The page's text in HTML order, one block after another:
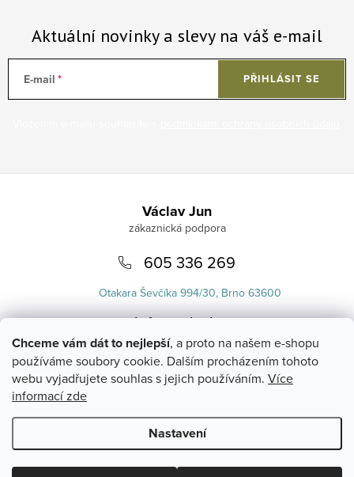
Chceme vám dát to nejlepší, a proto na našem e-shopu
používáme soubory cookie. Dalším procházením tohoto
webu vyjadřujete souhlas s jejich používáním. Více
informací zde
Nastavení
Aktuální novinky a slevy na váš e-mail
E-mail PŘIHLÁSIT SE
Václav Jun
605 336 269
Otakara Ševčíka 994/30, Brno 63600
info@uvlasku.cz
Copyright 2026UVlásku.cz. Všechna práva vyhrazena.Upravit
nastavení cookies